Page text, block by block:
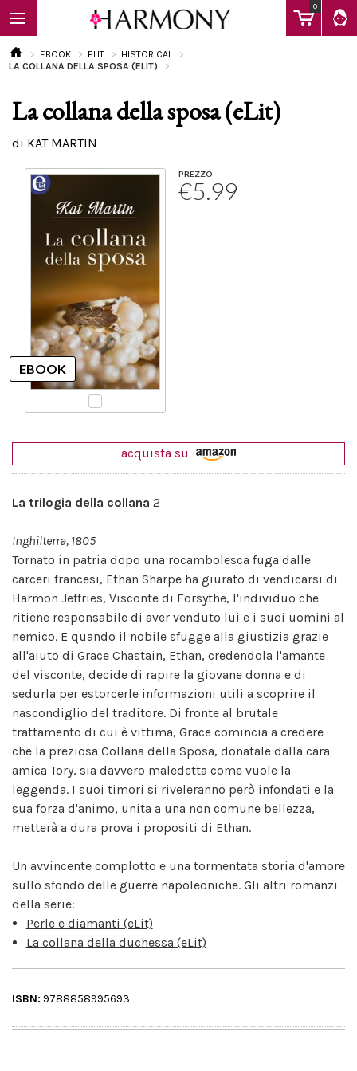
0
EBOOK
Calendario
EBOOK ELIT
HISTORICAL
LA COLLANA DELLA SPOSA (ELIT)
La collana della sposa (eLit)
di KAT MARTIN
PREZZO
€5.99
acquista su
La trilogia della collana 2
Inghilterra, 1805
Tornato in patria dopo una rocambolesca fuga dalle
carceri francesi, Ethan Sharpe ha giurato di vendicarsi di
Harmon Jeffries, Visconte di Forsythe, l'individuo che
ritiene responsabile di aver venduto lui e i suoi uomini al
nemico. E quando il nobile sfugge alla giustizia grazie
all'aiuto di Grace Chastain, Ethan, credendola l'amante
del visconte, decide di rapire la giovane donna e di
sedurla per estorcerle informazioni utili a scoprire il
nascondiglio del traditore. Di fronte al brutale
trattamento di cui è vittima, Grace comincia a credere
che la preziosa Collana della Sposa, donatale dalla cara
amica Tory, sia davvero maledetta come vuole la
leggenda. I suoi timori si riveleranno però infondati e la
sua forza d'animo, unita a una non comune bellezza,
metterà a dura prova i propositi di Ethan.
Un avvincente complotto e una tormentata storia d'amore
sullo sfondo delle guerre napoleoniche. Gli altri romanzi
della serie:
Perle e diamanti (eLit)
La collana della duchessa (eLit)
ISBN: 9788858995693